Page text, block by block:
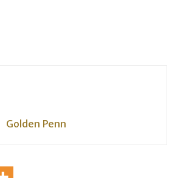
Golden Penn